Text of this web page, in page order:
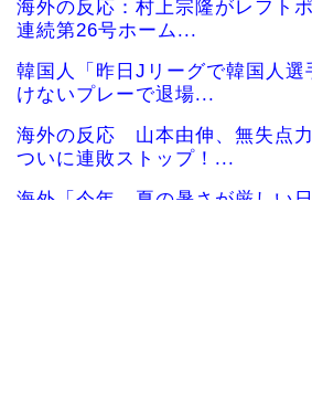
海外の反応：村上宗隆がレフト
連続第26号ホーム...
韓国人「昨日Jリーグで韓国人選
けないプレーで退場...
海外の反応 山本由伸、無失点
ついに連敗ストップ！...
海外「今年、夏の暑さが厳しい